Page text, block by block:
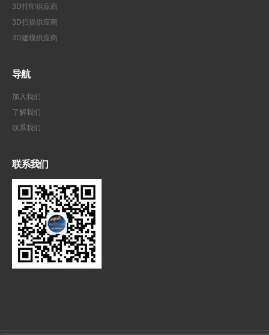
3D打印供应商
3D扫描供应商
3D建模供应商
导航
加入我们
了解我们
联系我们
联系我们